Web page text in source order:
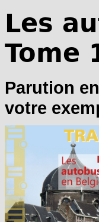
Les
Tome
Parution
votre